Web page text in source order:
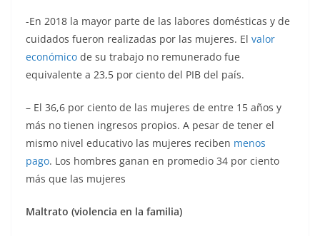
-En 2018 la mayor parte de las labores domésticas y de
cuidados fueron realizadas por las mujeres. El valor
económico de su trabajo no remunerado fue
equivalente a 23,5 por ciento del PIB del país.
– El 36,6 por ciento de las mujeres de entre 15 años y
más no tienen ingresos propios. A pesar de tener el
mismo nivel educativo las mujeres reciben menos
pago. Los hombres ganan en promedio 34 por ciento
más que las mujeres
Maltrato (violencia en la familia)